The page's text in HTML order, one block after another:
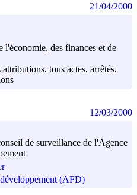
l'économie, des finances et de
tous actes, arrêtés,
21/04/2000
de surveillance de l'Agence
(AFD)
12/03/2000